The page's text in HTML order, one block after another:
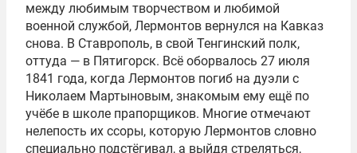
между любимым творчеством и любимой
военной службой, Лермонтов вернулся на Кавказ
снова. В Ставрополь, в свой Тенгинский полк,
оттуда — в Пятигорск. Всё оборвалось 27 июля
1841 года, когда Лермонтов погиб на дуэли с
Николаем Мартыновым, знакомым ему ещё по
учёбе в школе прапорщиков. Многие отмечают
нелепость их ссоры, которую Лермонтов словно
специально подстёгивал, а выйдя стреляться,